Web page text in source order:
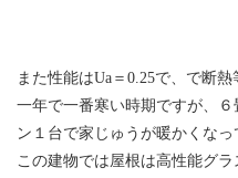
また性能はUa＝0.25で、で断
一年で一番寒い時期ですが、
ン１台で家じゅうが暖かくなっ
この建物では屋根は高性能グラ